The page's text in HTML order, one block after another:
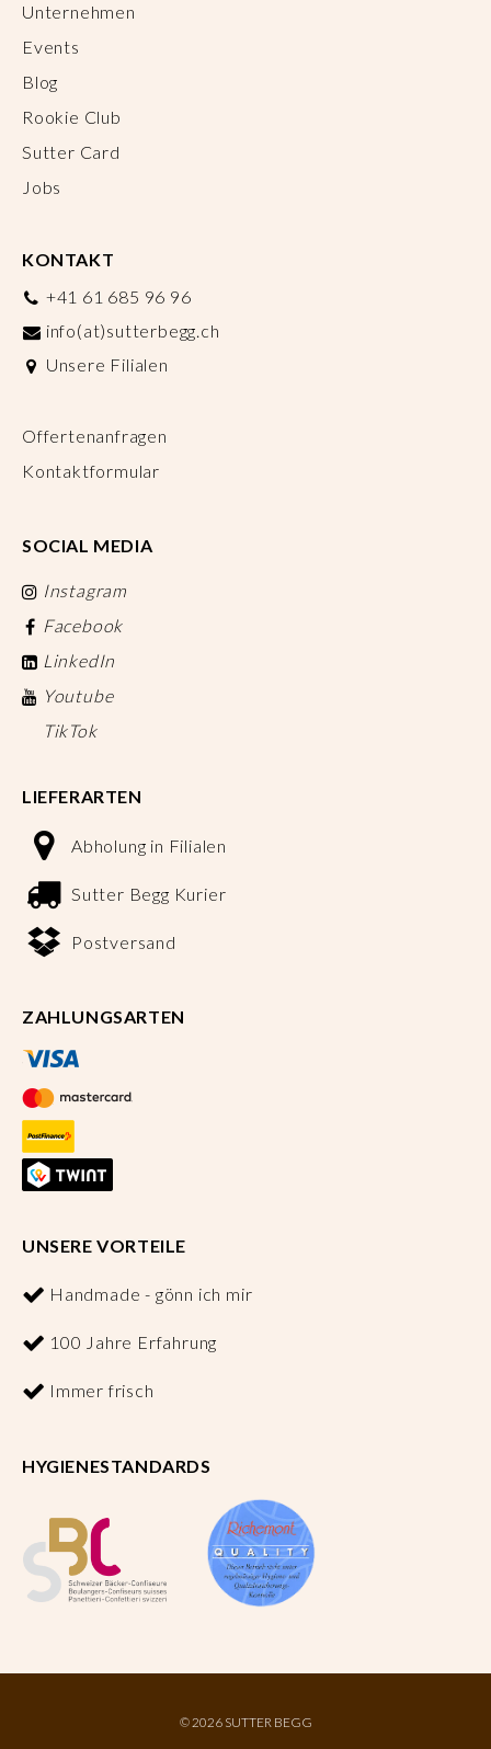
Unternehmen
Events
Blog
Rookie Club
Sutter Card
Jobs
KONTAKT
+41 61 685 96 96
info(at)sutterbegg.ch
Unsere Filialen
Offertenanfragen
Kontaktformular
SOCIAL MEDIA
Instagram
Facebook
LinkedIn
Youtube
TikTok
LIEFERARTEN
Abholung in Filialen
Sutter Begg Kurier
Postversand
ZAHLUNGSARTEN
UNSERE VORTEILE
Handmade - gönn ich mir
100 Jahre Erfahrung
Immer frisch
HYGIENESTANDARDS
©2026 SUTTER BEGG